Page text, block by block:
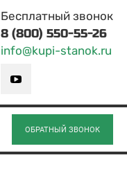
Бесплатный звонок
8 (800) 550-55-26
info@kupi-stanok.ru
ОБРАТНЫЙ ЗВОНОК